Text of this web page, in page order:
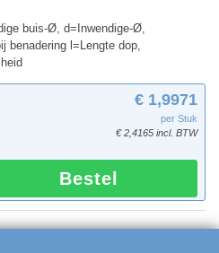
buis-Ø, d=Inwendige-Ø,
benadering l=Lengte dop,
€ 1,9971
per Stuk
€ 2,4165 incl. BTW
Bestel